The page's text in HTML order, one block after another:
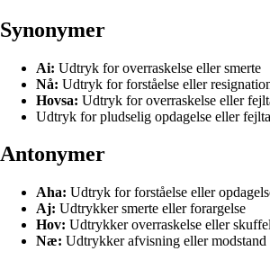
Synonymer
Ai: Udtryk for overraskelse eller smerte
Nå: Udtryk for forståelse eller
Hovsa: Udtryk for overraskelse eller
Udtryk for pludselig opdagelse eller
Antonymer
Aha: Udtryk for forståelse eller
Aj: Udtrykker smerte eller forargelse
Hov: Udtrykker overraskelse eller
Næ: Udtrykker afvisning eller modstand